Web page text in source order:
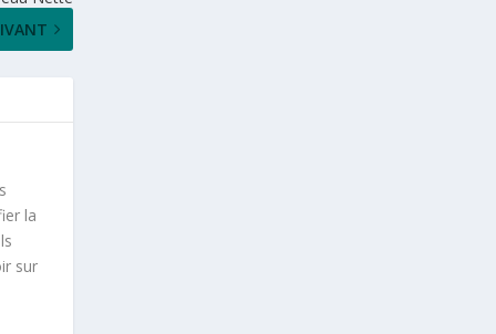
la
sur